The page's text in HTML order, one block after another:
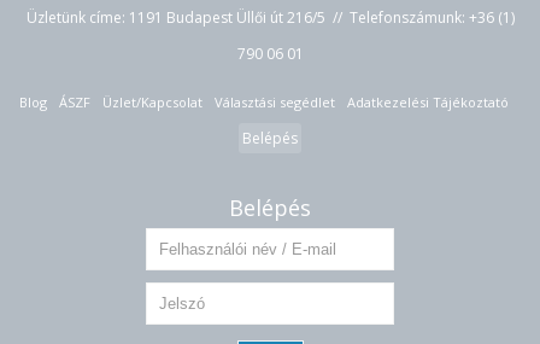
Üzletünk címe: 1191 Budapest Üllői út 216/5 // Telefonszámunk: +36 (1)
790 06 01
Blog ÁSZF Üzlet/Kapcsolat Választási segédlet Adatkezelési Tájékoztató
Belépés
Belépés